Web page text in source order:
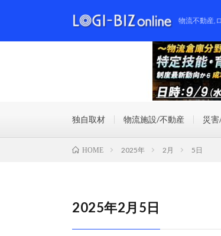
物流不動産,
独自取材 物流施設/不動産 災
HOME 2025年 2月 5日
2025年2月5日